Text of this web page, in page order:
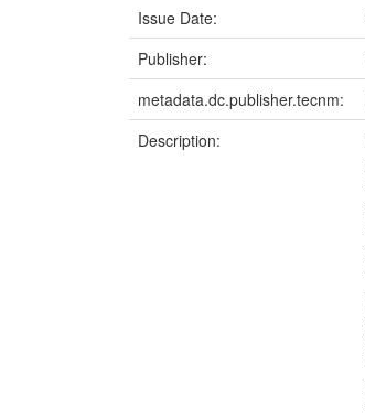
Issue Date:
Publisher:
metadata.dc.publisher.tecnm:
Description: